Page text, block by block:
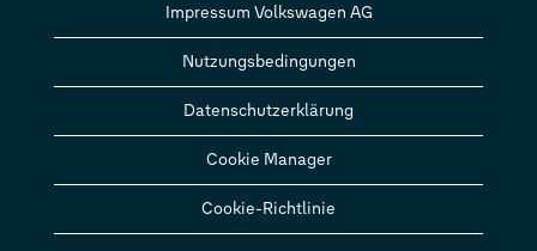
Impressum Volkswagen AG
Nutzungsbedingungen
Datenschutzerklärung
Cookie Manager
Cookie-Richtlinie